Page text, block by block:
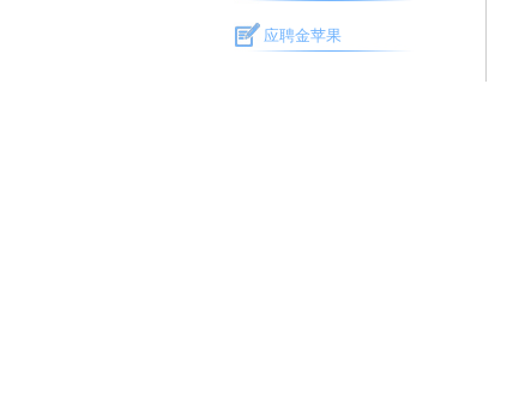
应聘金苹果